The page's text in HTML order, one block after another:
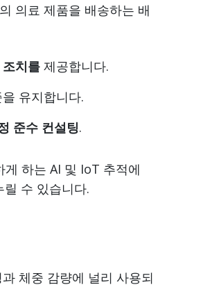
의료 제품을 배송하는 배
치를 제공합니다.
유지합니다.
준수 컨설팅.
하는 AI 및 IoT 추적에
릴 수 있습니다.
체중 감량에 널리 사용되